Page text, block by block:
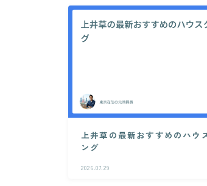
上井草の最新おすすめのハウ
ング
2026.07.29